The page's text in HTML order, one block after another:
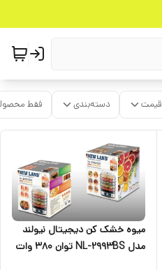
قیمت دسته‌بندی فقط
میوه خشک کن دیجیتال نیولند
مدل NL-2993BS توان ۳۸۰ وات